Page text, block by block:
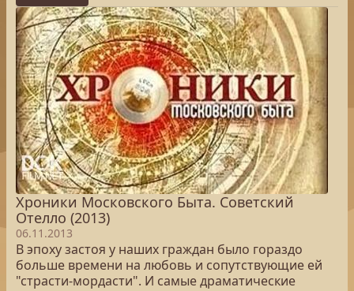
Хроники Московского Быта. Советский
Отелло (2013)
06.11.2013
В эпоху застоя у наших граждан было гораздо
больше времени на любовь и сопутствующие ей
"страсти-мордасти". И самые драматические